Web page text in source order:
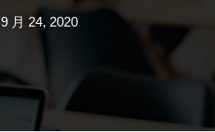
9 月 24, 2020